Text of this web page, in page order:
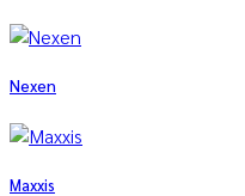
Nexen
Maxxis